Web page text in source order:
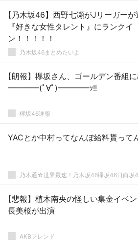
【乃木坂46】西野七瀬がJリーガーが
『好きな女性タレント』にランクイ
ン！！！！！
乃木坂46まとめたいよ
【朗報】欅坂さん、ゴールデン番組
━━━━(ﾟ∀ﾟ)━━━━ｯ!!
欅坂46速報
YACとか中村ってなんぼ給料貰って
【悲報】植木南央の怪しい集金イベ
長美桜が出演
AKBフレンド